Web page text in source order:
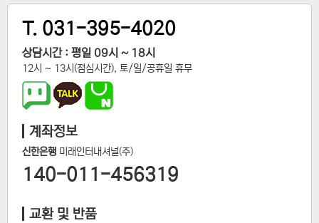
T. 031-395-4020
상담시간 : 평일 09시 ~ 18시
12시 ~ 13시(점심시간), 토/일/공휴일 휴무
계좌정보
신한은행 미래인터내셔널(주)
140-011-456319
교환 및 반품